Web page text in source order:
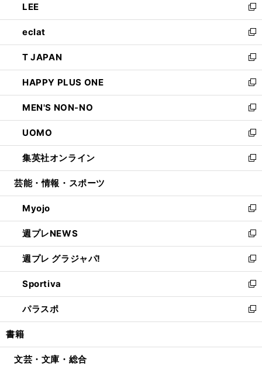
く
で
開
く
ド
ウ
で
開
く
ィ
ン
ド
ウ
で
開
く
い
ウ
ィ
ン
ド
ウ
で
開
く
LEE
新
し
い
ウ
ィ
ン
ド
ウ
で
開
く
eclat
新
し
い
ウ
ィ
ン
ド
ウ
で
開
く
T JAPAN
新
し
い
ウ
ィ
ン
ド
ウ
で
開
HAPPY PLUS ONE
新
し
い
ウ
ィ
ン
ド
ウ
開
く
MEN'S NON-NO
新
し
い
ウ
ィ
ン
ウ
で
開
く
UOMO
新
し
い
ウ
ン
ド
ウ
で
開
く
集英社オンライン
新
し
ウ
ィ
ン
ド
ウ
で
開
く
芸能・情報・スポーツ
Myojo
新
し
い
ウ
ィ
ン
ド
ウ
で
開
週プレNEWS
新
し
い
ウ
ィ
ン
ド
ウ
開
週プレ グラジャパ!
新
し
い
ウ
ィ
ン
ウ
Sportiva
新
し
い
ウ
ン
パラスポ
新
し
ウ
書籍
文芸・文庫・総合